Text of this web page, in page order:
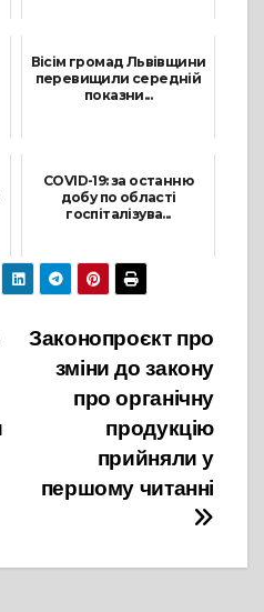
Вісім громад Львівщини
перевищили середній
показни...
COVID-19: за останню
добу по області
госпіталізува...
27 Травня, 2021
Законопроєкт про
зміни до закону
про органічну
продукцію
прийняли у
першому читанні